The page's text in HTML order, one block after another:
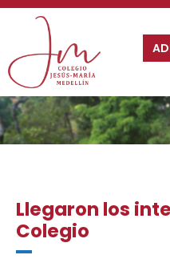
Llegaron los
Colegio